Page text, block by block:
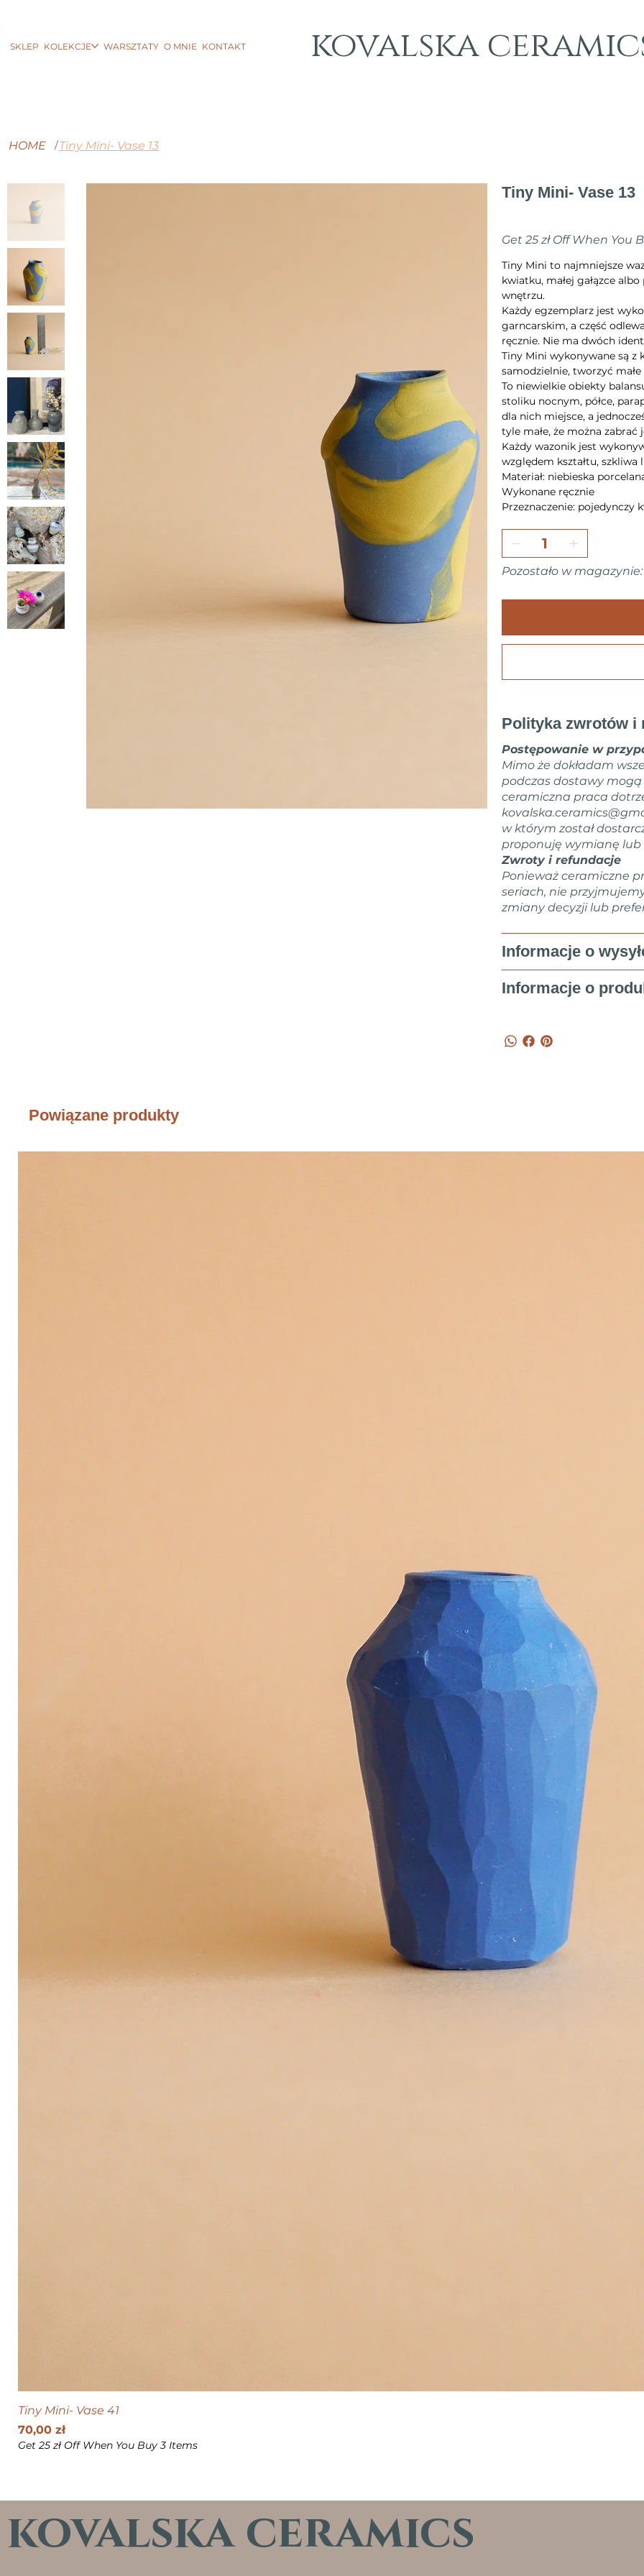
kovalska
SKLEP KOLEKCJE WARSZTATY O MNIE KONTAKT
HOME /Tiny Mini- Vase 13
Tiny Mini- Vase 13
Get 25 zł Off When You
Tiny Mini to najmniejsze
kwiatku, małej gałązce
wnętrzu.
Każdy egzemplarz jest
garncarskim, a część
ręcznie. Nie ma dwóch
Tiny Mini wykonywane są z
samodzielnie, tworzyć
To niewielkie obiekty
stoliku nocnym, półce,
dla nich miejsce, a
tyle małe, że można
Każdy wazonik jest
względem kształtu, szkliwa
Materiał: niebieska
Wykonane ręcznie
Przeznaczenie: pojedynczy
Pozostało w magazynie:
Polityka zwrotów i
Postępowanie w
Mimo że dokładam
podczas dostawy mogą
ceramiczna praca
w którym został
proponuję wymianę lub
Zwroty i refundacje
Ponieważ ceramiczne
seriach, nie
zmiany decyzji lub
Informacje o
Informacje o
Powiązane produkty
Tiny Mini- Vase 41
Cena
70,00 zł
Get 25 zł Off When You Buy 3 Items
kovalska ceramics